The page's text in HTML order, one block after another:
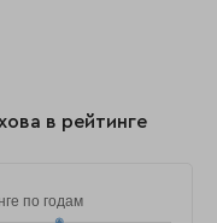
в рейтинге